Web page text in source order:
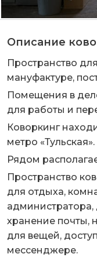
Описание
Пространство
мануфактуре,
Помещения в
для работы и
Коворкинг
метро «Тульская».
Рядом
Пространство
для отдыха,
администратора,
хранение почты,
для вещей,
мессенджере.